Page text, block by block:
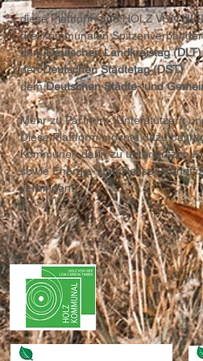
diese Plattform und HOLZ VON
drei kommunalen
demDeutschen Landkreistag (DLT)
denDeutschen Städtetag (DST)
demDeutschen Städte- und
Mehr zu Partnern, Unterstützern
Diese Plattform möchte dazu
Kommunen darin zu unterstützen
sowie Energie- und
verbinden.